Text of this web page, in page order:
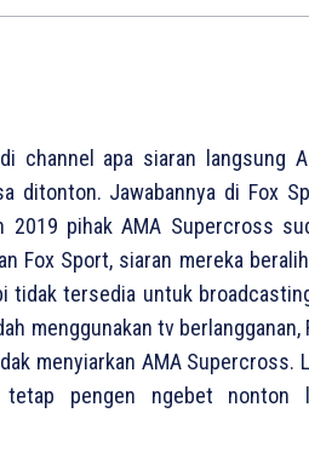
channel apa siaran langsung
ditonton. Jawabannya di Fox
2019 pihak AMA Supercross
Fox Sport, siaran mereka
tidak tersedia untuk
menggunakan tv berlangganan,
menyiarkan AMA Supercross.
tetap pengen ngebet nonton